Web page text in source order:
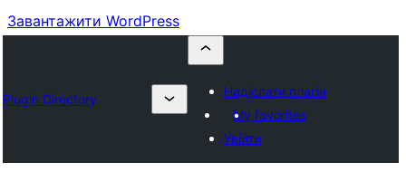
Завантажити WordPress
Plugin Directory
Надіслати плагін
My favorites
Увійти